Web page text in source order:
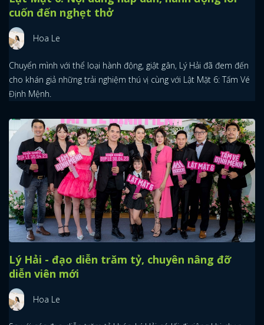
cuốn đến nghẹt thở
Hoa Le
Chuyển mình với thể loại hành động, giật gân, Lý Hải đã đem đến
cho khán giả những trải nghiệm thú vị cùng với Lật Mặt 6: Tấm Vé
Định Mệnh.
Lý Hải - đạo diễn trăm tỷ, chuyên nâng đỡ
diễn viên mới
Hoa Le